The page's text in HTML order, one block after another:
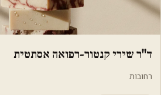
ד"ר שירי קנטור-רפואה אסתטית
רחובות